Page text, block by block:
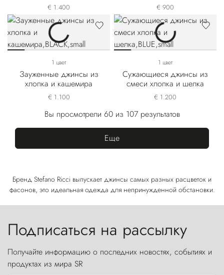
€ 1.400 € 900
1 цвет
Зауженные джинсы из
хлопка и кашемира
€ 1.100
1 цвет
Сужающиеся джинсы из
смеси хлопка и шелка
€ 1.200
Вы просмотрели 60 из 107 результатов
Еще
Бренд Stefano Ricci выпускает джинсы самых разных расцветок и
фасонов, это идеальная одежда для непринужденной обстановки.
Подписаться на рассылку
Получайте информацию о последних новостях, событиях и
продуктах из мира SR